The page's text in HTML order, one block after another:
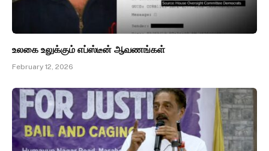
உலகை உலுக்கும் எப்ஸ்டீன் ஆவணங்கள்
February 12, 2026